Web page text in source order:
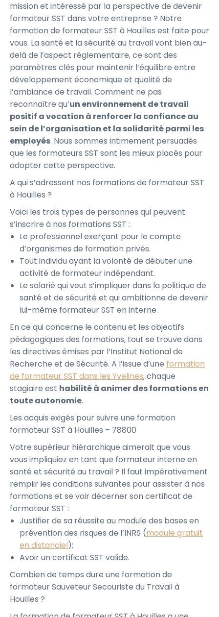
mission et intéressé par la perspective de devenir
formateur SST dans votre entreprise ? Notre
formation de formateur SST à Houilles est faite pour
vous. La santé et la sécurité au travail vont bien au-
delà de l’aspect réglementaire, ce sont des
paramètres clés pour maintenir l’équilibre entre
développement économique et qualité de
l’ambiance de travail. Comment ne pas
reconnaître qu’un environnement de travail
positif a vocation à renforcer la confiance au
sein de l’organisation et la solidarité parmi les
employés. Nous sommes intimement persuadés
que les formateurs SST sont les mieux placés pour
adopter cette perspective.
A qui s’adressent nos formations de formateur SST
à Houilles ?
Voici les trois types de personnes qui peuvent
s’inscrire à nos formations SST :
Le professionnel exerçant pour le compte
d’organismes de formation privés.
Tout individu ayant la volonté de débuter une
activité de formateur indépendant.
Le salarié qui veut s’impliquer dans la politique de
santé et de sécurité et qui ambitionne de devenir
lui-même formateur SST en interne.
En ce qui concerne le contenu et les objectifs
pédagogiques des formations, tout se trouve dans
les directives émises par l’Institut National de
Recherche et de Sécurité. A l’issue d’une formation
de formateur SST dans les Yvelines, chaque
stagiaire est habilité à animer des formations en
toute autonomie.
Les acquis exigés pour suivre une formation
formateur SST à Houilles – 78800
Votre supérieur hiérarchique aimerait que vous
vous impliquiez en tant que formateur interne en
santé et sécurité au travail ? Il faut impérativement
remplir les conditions suivantes pour assister à nos
formations et se voir décerner son certificat de
formateur SST :
Justifier de sa réussite au module des bases en
prévention des risques de l’INRS (module gratuit
en distanciel);
Avoir un certificat SST valide.
Combien de temps dure une formation de
formateur Sauveteur Secouriste du Travail à
Houilles ?